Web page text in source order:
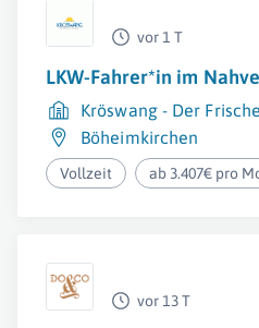
vor 1 T
LKW-Fahrer*in im
Kröswang - Der
Böheimkirchen
Vollzeit ab 3.407€ pro
vor 13 T